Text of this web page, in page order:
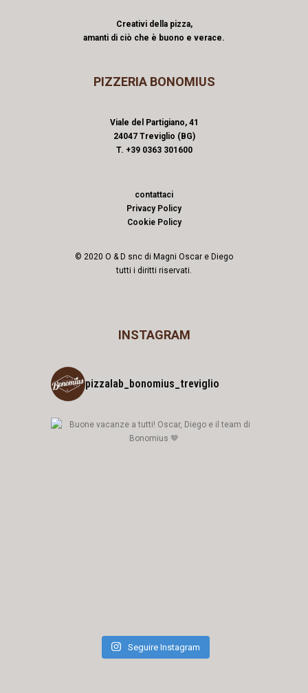
Creativi della pizza,
amanti di ciò che è buono e verace.
PIZZERIA BONOMIUS
Viale del Partigiano, 41
24047 Treviglio (BG)
T. +39 0363 301600
contattaci
Privacy Policy
Cookie Policy
© 2020 O & D snc di Magni Oscar e Diego
tutti i diritti riservati.
INSTAGRAM
pizzalab_bonomius_treviglio
Seguire Instagram